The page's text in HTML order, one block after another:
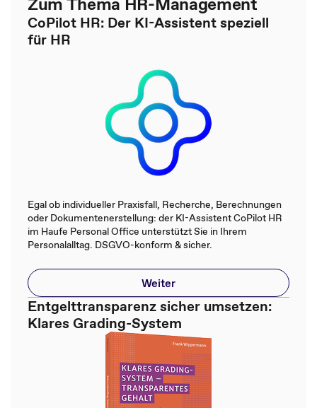
CoPilot HR: Der KI-Assistent speziell
für HR
Egal ob individueller Praxisfall, Recherche, Berechnungen
oder Dokumentenerstellung: der KI-Assistent CoPilot HR
im Haufe Personal Office unterstützt Sie in Ihrem
Personalalltag. DSGVO-konform & sicher.
Weiter
Entgelttransparenz sicher umsetzen:
Klares Grading-System